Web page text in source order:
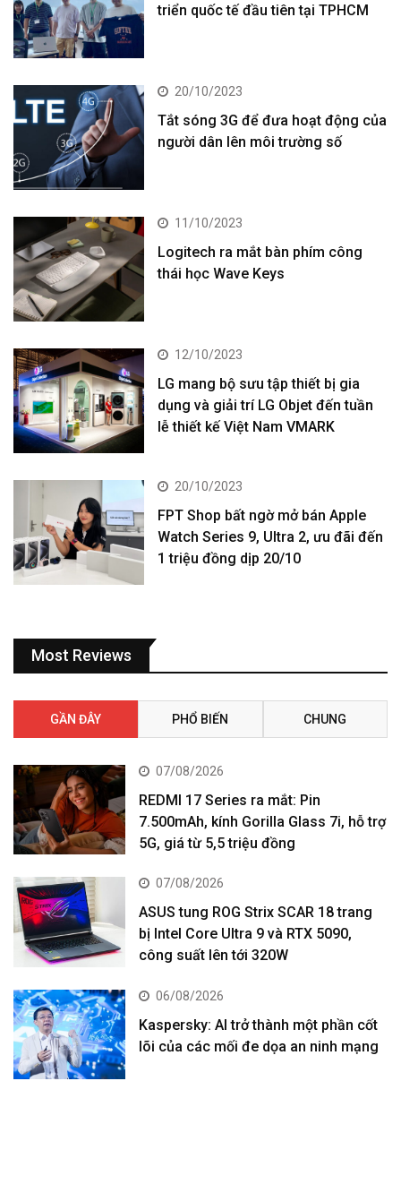
triển quốc tế đầu tiên tại TPHCM
20/10/2023
Tắt sóng 3G để đưa hoạt động của
người dân lên môi trường số
11/10/2023
Logitech ra mắt bàn phím công
thái học Wave Keys
12/10/2023
LG mang bộ sưu tập thiết bị gia
dụng và giải trí LG Objet đến tuần
lễ thiết kế Việt Nam VMARK
20/10/2023
FPT Shop bất ngờ mở bán Apple
Watch Series 9, Ultra 2, ưu đãi đến
1 triệu đồng dịp 20/10
Most Reviews
GẦN ĐÂY PHỔ BIẾN CHUNG
07/08/2026
REDMI 17 Series ra mắt: Pin
7.500mAh, kính Gorilla Glass 7i, hỗ trợ
5G, giá từ 5,5 triệu đồng
07/08/2026
ASUS tung ROG Strix SCAR 18 trang
bị Intel Core Ultra 9 và RTX 5090,
công suất lên tới 320W
06/08/2026
Kaspersky: AI trở thành một phần cốt
lõi của các mối đe dọa an ninh mạng